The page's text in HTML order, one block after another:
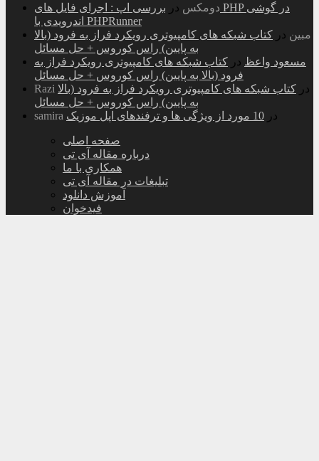
دومکس در بررسی اپ : اجرای فایل های PHP در گوشی
اندرویدی با PHPRunner
مبین در کتاب شبکه های کامپیوتری رویکرد فراز به فرود (بالا
به پایین) راس کوروس + حل مسائل
مسعود واعظ در کتاب شبکه های کامپیوتری رویکرد فراز به
فرود (بالا به پایین) راس کوروس + حل مسائل
Razi
در کتاب شبکه های کامپیوتری رویکرد فراز به فرود (بالا
به پایین) راس کوروس + حل مسائل
samira
در 10 مورد از ویژگی ها و ترفندهای اپل موزیک
صفحه اصلی
درباره مقاله آی تی
همکاری با ما
تبلیغات در مقاله آی تی
آموزش دانلود
فیدخوان